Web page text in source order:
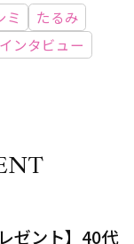
ミ
たるみ
インタビュー
ゼント】40代